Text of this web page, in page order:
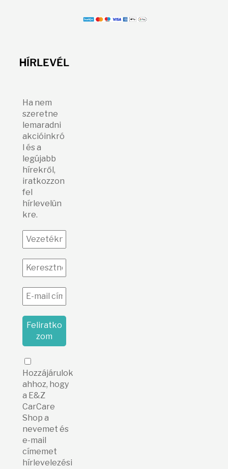
HÍRLEVÉL
Ha nem
szeretne
lemaradni
akcióinkró
l és a
legújabb
hírekről,
iratkozzon
fel
hírlevelün
kre.
Hozzájárulok
ahhoz, hogy
a E&Z
CarCare
Shop a
nevemet és
e-mail
címemet
hírlevelezési